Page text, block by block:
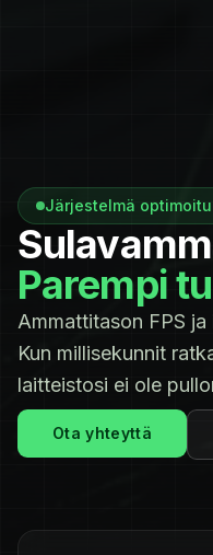
Järjestelmä
Parempi
Ammattitason FPS
Kun millisekunnit
laitteistosi ei ole
Ota yhteyttä